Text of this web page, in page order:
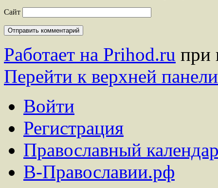
Сайт
Работает на Prihod.ru при
Перейти к верхней панели
Войти
Регистрация
Православный
В-Православии.рф